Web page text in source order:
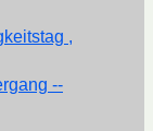
,
--